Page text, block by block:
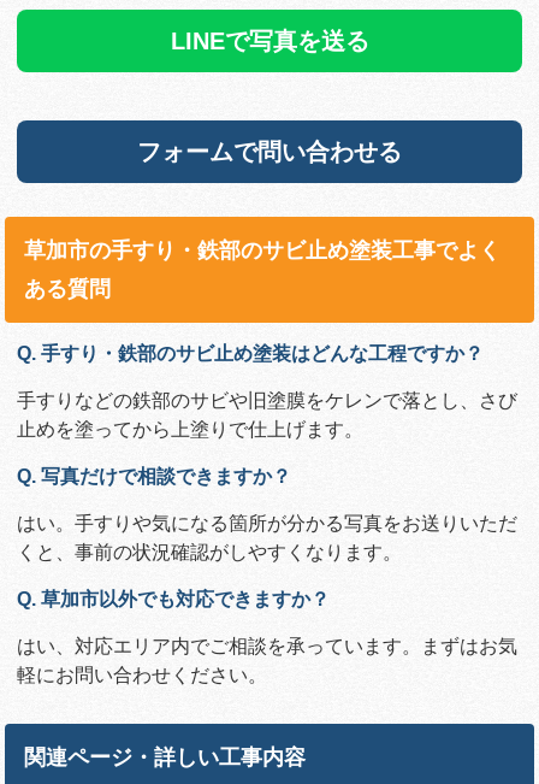
LINEで写真を送る
フォームで問い合わせる
草加市の手すり・鉄部のサビ止め塗装工事でよく
ある質問
Q. 手すり・鉄部のサビ止め塗装はどんな工程ですか？
手すりなどの鉄部のサビや旧塗膜をケレンで落とし、さび
止めを塗ってから上塗りで仕上げます。
Q. 写真だけで相談できますか？
はい。手すりや気になる箇所が分かる写真をお送りいただ
くと、事前の状況確認がしやすくなります。
Q. 草加市以外でも対応できますか？
はい、対応エリア内でご相談を承っています。まずはお気
軽にお問い合わせください。
関連ページ・詳しい工事内容